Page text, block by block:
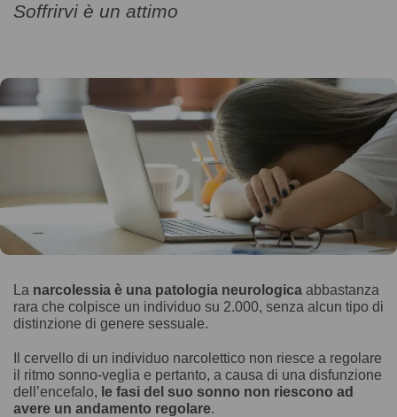
Soffrirvi è un attimo
La narcolessia è una patologia neurologica abbastanza
rara che colpisce un individuo su 2.000, senza alcun tipo di
distinzione di genere sessuale.
Il cervello di un individuo narcolettico non riesce a regolare
il ritmo sonno-veglia e pertanto, a causa di una disfunzione
dell’encefalo, le fasi del suo sonno non riescono ad
avere un andamento regolare.